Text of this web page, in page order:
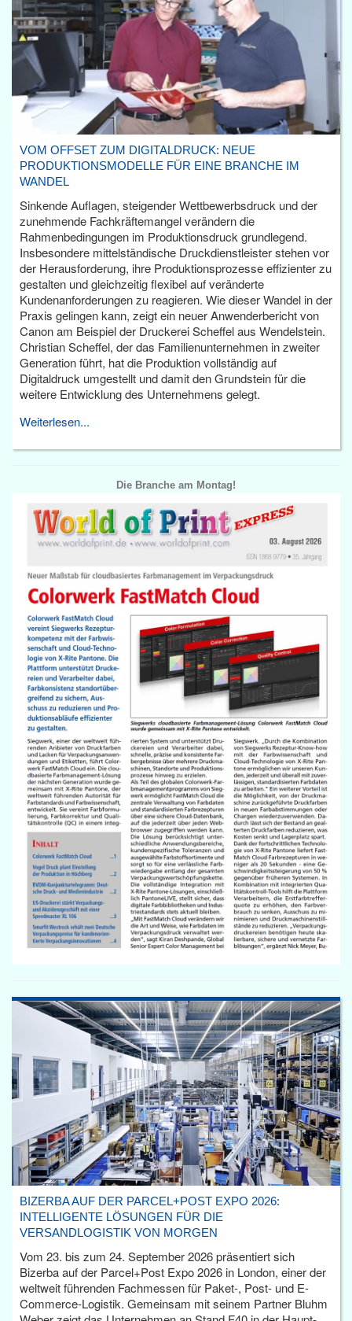
VOM OFFSET ZUM DIGITALDRUCK: NEUE
PRODUKTIONSMODELLE FÜR EINE BRANCHE IM
WANDEL
Sinkende Auflagen, steigender Wettbewerbsdruck und der
zunehmende Fachkräftemangel verändern die
Rahmenbedingungen im Produktionsdruck grundlegend.
Insbesondere mittelständische Druckdienstleister stehen vor
der Herausforderung, ihre Produktionsprozesse effizienter zu
gestalten und gleichzeitig flexibel auf veränderte
Kundenanforderungen zu reagieren. Wie dieser Wandel in der
Praxis gelingen kann, zeigt ein neuer Anwenderbericht von
Canon am Beispiel der Druckerei Scheffel aus Wendelstein.
Christian Scheffel, der das Familienunternehmen in zweiter
Generation führt, hat die Produktion vollständig auf
Digitaldruck umgestellt und damit den Grundstein für die
weitere Entwicklung des Unternehmens gelegt.
Weiterlesen...
Die Branche am Montag!
BIZERBA AUF DER PARCEL+POST EXPO 2026:
INTELLIGENTE LÖSUNGEN FÜR DIE
VERSANDLOGISTIK VON MORGEN
Vom 23. bis zum 24. September 2026 präsentiert sich
Bizerba auf der Parcel+Post Expo 2026 in London, einer der
weltweit führenden Fachmessen für Paket-, Post- und E-
Commerce-Logistik. Gemeinsam mit seinem Partner Bluhm